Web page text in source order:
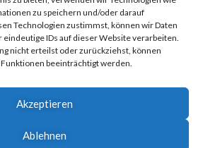
zu speichern und/oder darauf
Technologien zustimmst, können wir Daten
IDs auf dieser Website verarbeiten.
nicht erteilst oder zurückziehst, können
beeinträchtigt werden.
Akzeptieren
Ablehnen